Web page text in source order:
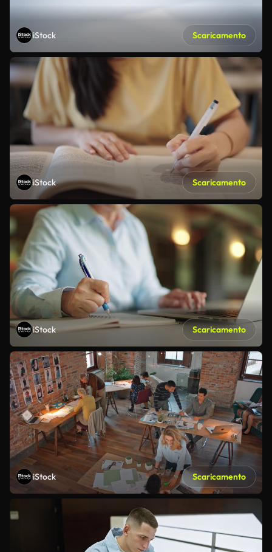
iStock Scaricamento
iStock Scaricamento
iStock Scaricamento
iStock Scaricamento